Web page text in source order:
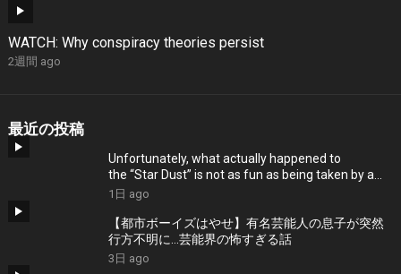
WATCH: Why conspiracy theories persist
2週間 ago
最近の投稿
Unfortunately, what actually happened to
the “Star Dust” is not as fun as being taken by a
UFO.
1日 ago
【都市ボーイズはやせ】有名芸能人の息子が突然
行方不明に…芸能界の怖すぎる話
3日 ago